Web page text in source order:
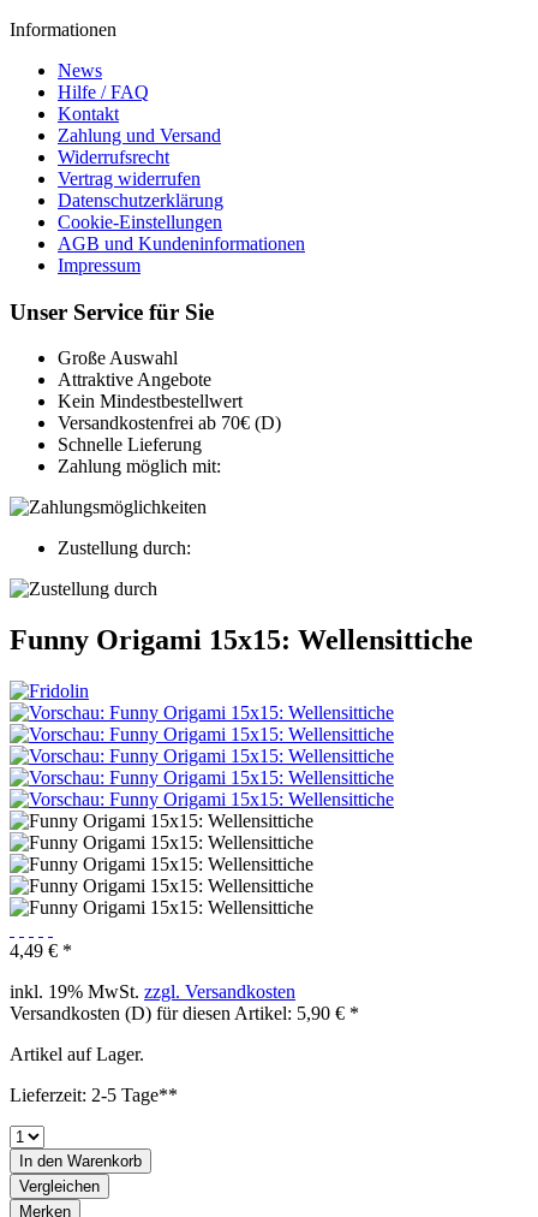
Informationen
News
Hilfe / FAQ
Kontakt
Zahlung und Versand
Widerrufsrecht
Vertrag widerrufen
Datenschutzerklärung
Cookie-Einstellungen
AGB und Kundeninformationen
Impressum
Unser Service für Sie
Große Auswahl
Attraktive Angebote
Kein Mindestbestellwert
Versandkostenfrei ab 70€ (D)
Schnelle Lieferung
Zahlung möglich mit:
Zustellung durch:
Funny Origami 15x15: Wellensittiche
4,49 € *
inkl. 19% MwSt. zzgl. Versandkosten
Versandkosten (D) für diesen Artikel: 5,90 € *
Artikel auf Lager.
Lieferzeit: 2-5 Tage**
In den Warenkorb
Vergleichen
Merken